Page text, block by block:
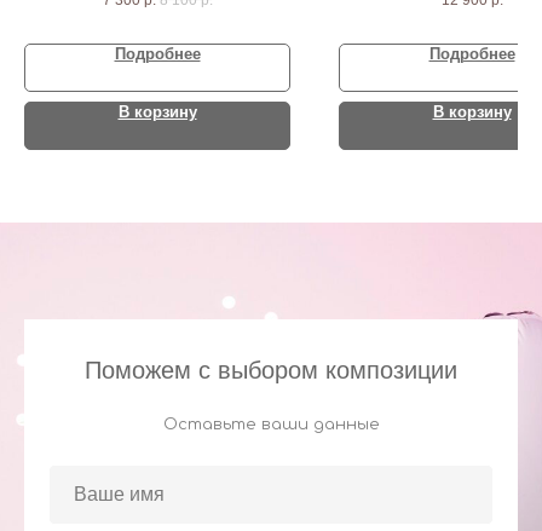
серебро металлик шара
Подробнее
В корзину
серебрянных звезд
Подробнее
В корзину
Поможем с выбором композиции
Оставьте ваши данные